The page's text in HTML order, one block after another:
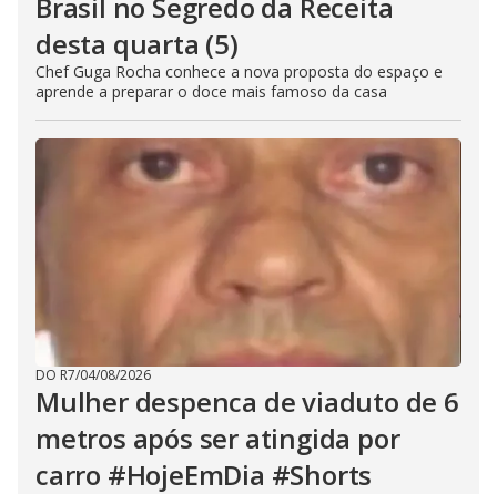
desta quarta (5)
Chef Guga Rocha conhece a nova proposta do espaço e
aprende a preparar o doce mais famoso da casa
DO R7/04/08/2026
Mulher despenca de viaduto de 6
metros após ser atingida por
carro #HojeEmDia #Shorts